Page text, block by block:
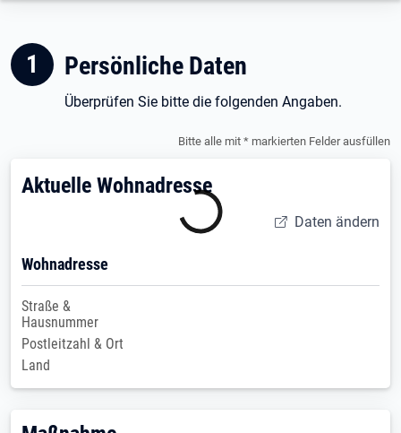
1 Schritt 1 :
Persönliche Daten
Überprüfen Sie bitte die folgenden Angaben.
Bitte alle mit * markierten Felder ausfüllen
Aktuelle Wohnadresse
Daten ändern
Wohnadresse
Straße &
Hausnummer
Postleitzahl & Ort
Land